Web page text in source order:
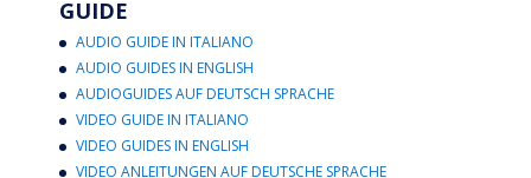
GUIDE
AUDIO GUIDE IN ITALIANO
AUDIO GUIDES IN ENGLISH
AUDIOGUIDES AUF DEUTSCH SPRACHE
VIDEO GUIDE IN ITALIANO
VIDEO GUIDES IN ENGLISH
VIDEO ANLEITUNGEN AUF DEUTSCHE SPRACHE